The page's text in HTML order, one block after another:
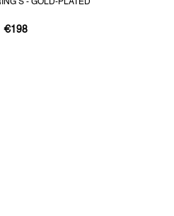
S - GOLD-PLATED
€198